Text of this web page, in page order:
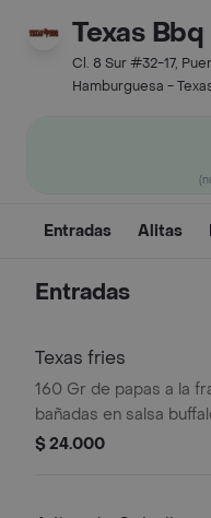
Texas
Cl. 8 Sur #32-17,
Hamburguesa -
Entradas Alitas
Entradas
Texas fries
160 Gr de papas a la
bañadas en salsa
salsa de la casa,
$ 24.000